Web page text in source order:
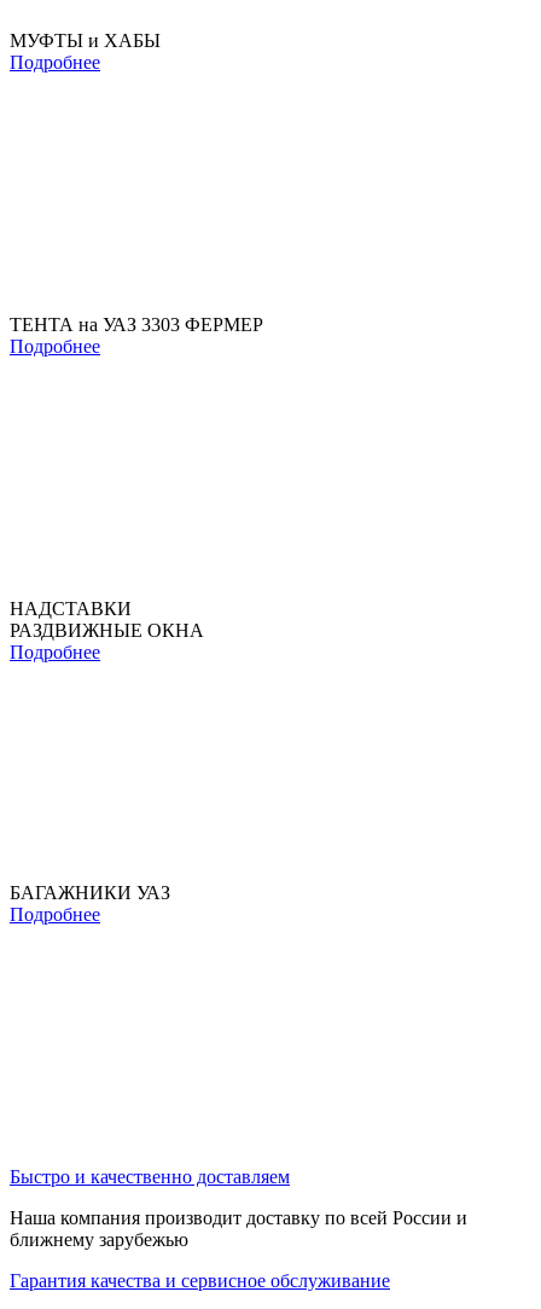
МУФТЫ и ХАБЫ
Подробнее
ТЕНТА на УАЗ 3303 ФЕРМЕР
Подробнее
НАДСТАВКИ
РАЗДВИЖНЫЕ ОКНА
Подробнее
БАГАЖНИКИ УАЗ
Подробнее
Быстро и качественно доставляем
Наша компания производит доставку по всей России и
ближнему зарубежью
Гарантия качества и сервисное обслуживание